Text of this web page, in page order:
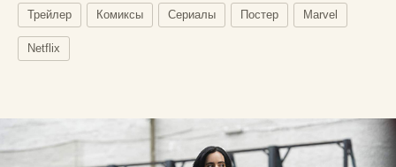
Трейлер Комиксы Сериалы Постер Marvel
Netflix